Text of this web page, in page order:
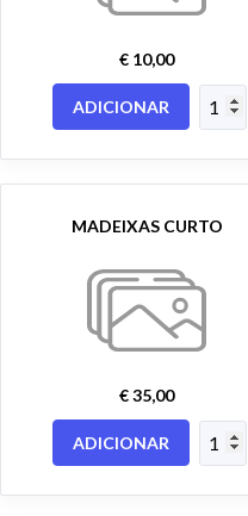
€ 10,00
ADICIONAR
MADEIXAS CURTO
€ 35,00
ADICIONAR